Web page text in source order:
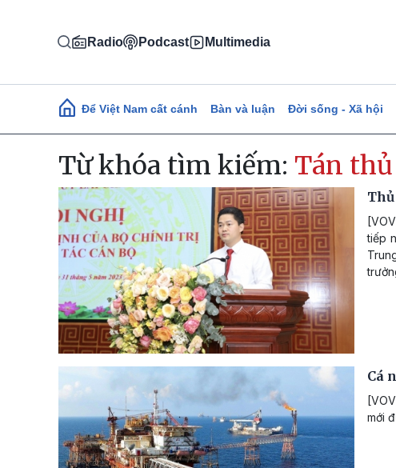
Radio Podcast Multimedia
Main navigation
Để Việt Nam cất cánh Bàn và luận Đời sống - Xã hội
Từ khóa tìm kiếm: Tán thủ
tiếp
Cá
mới